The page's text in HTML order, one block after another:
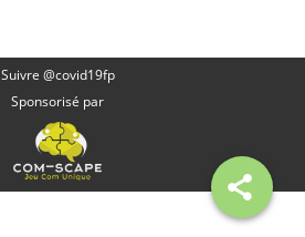
Suivre @covid19fp
Sponsorisé par